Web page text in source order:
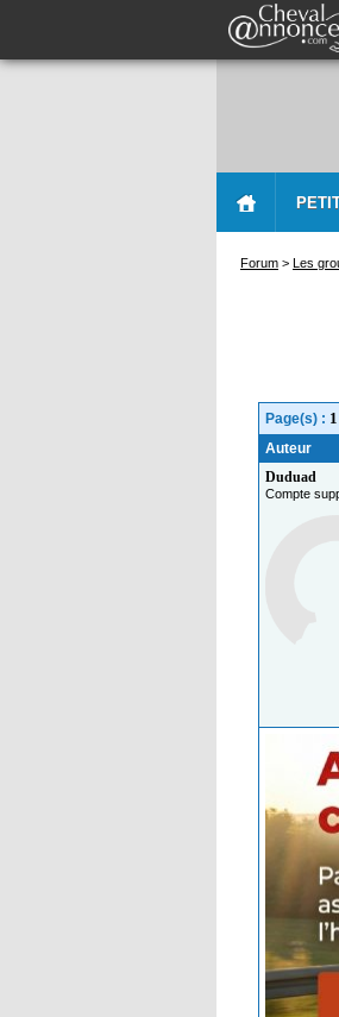
Forum > Les
Page(s) : 1
Auteur
Duduad
Compte